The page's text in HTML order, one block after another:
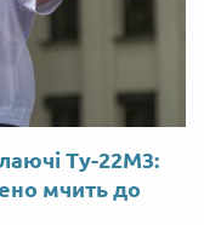
Ту-22М3:
мчить до